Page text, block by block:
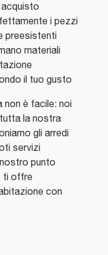
i pezzi
preesistenti
materiali
il tuo gusto
non è facile: noi
la nostra
gli arredi
servizi
punto
ti offre
con